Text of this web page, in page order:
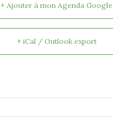
+ Ajouter à mon Agenda Google
+ iCal / Outlook export